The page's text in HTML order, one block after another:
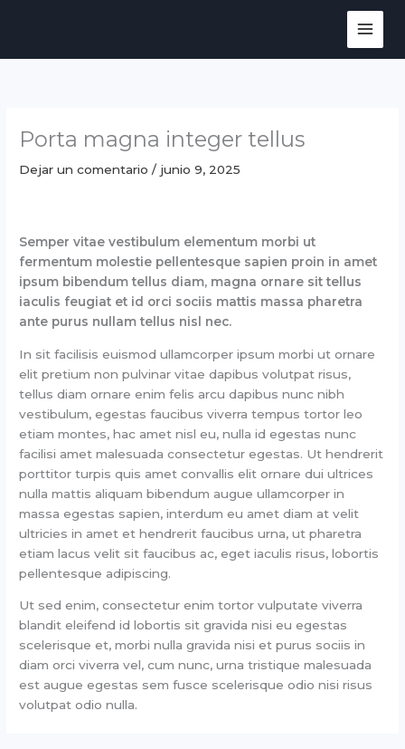
Porta magna integer tellus
Dejar un comentario / junio 9, 2025
Semper vitae vestibulum elementum morbi ut
fermentum molestie pellentesque sapien proin in amet
ipsum bibendum tellus diam, magna ornare sit tellus
iaculis feugiat et id orci sociis mattis massa pharetra
ante purus nullam tellus nisl nec.
In sit facilisis euismod ullamcorper ipsum morbi ut ornare
elit pretium non pulvinar vitae dapibus volutpat risus,
tellus diam ornare enim felis arcu dapibus nunc nibh
vestibulum, egestas faucibus viverra tempus tortor leo
etiam montes, hac amet nisl eu, nulla id egestas nunc
facilisi amet malesuada consectetur egestas. Ut hendrerit
porttitor turpis quis amet convallis elit ornare dui ultrices
nulla mattis aliquam bibendum augue ullamcorper in
massa egestas sapien, interdum eu amet diam at velit
ultricies in amet et hendrerit faucibus urna, ut pharetra
etiam lacus velit sit faucibus ac, eget iaculis risus, lobortis
pellentesque adipiscing.
Ut sed enim, consectetur enim tortor vulputate viverra
blandit eleifend id lobortis sit gravida nisi eu egestas
scelerisque et, morbi nulla gravida nisi et purus sociis in
diam orci viverra vel, cum nunc, urna tristique malesuada
est augue egestas sem fusce scelerisque odio nisi risus
volutpat odio nulla.